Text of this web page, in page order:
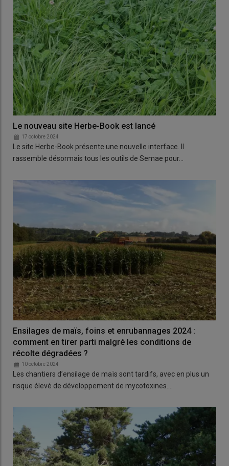
Le nouveau site Herbe-Book est lancé
17 octobre 2024
Le site Herbe-Book présente une nouvelle interface. Il
rassemble désormais tous les outils de Semae pour…
Ensilages de maïs, foins et enrubannages 2024 :
comment en tirer parti malgré les conditions de
récolte dégradées ?
10 octobre 2024
Les chantiers d’ensilage de maïs sont tardifs, avec en plus un
risque élevé de développement de mycotoxines.…